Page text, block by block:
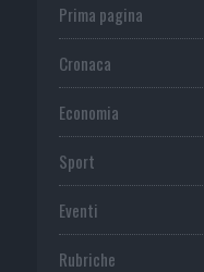
Prima pagina
Cronaca
Economia
Sport
Eventi
Rubriche